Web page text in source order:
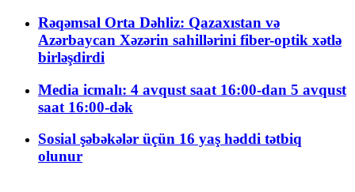
Rəqəmsal Orta Dəhliz: Qazaxıstan və
Azərbaycan Xəzərin sahillərini fiber-optik xətlə
birləşdirdi
Media icmalı: 4 avqust saat 16:00-dan 5 avqust
saat 16:00-dək
Sosial şəbəkələr üçün 16 yaş həddi tətbiq
olunur